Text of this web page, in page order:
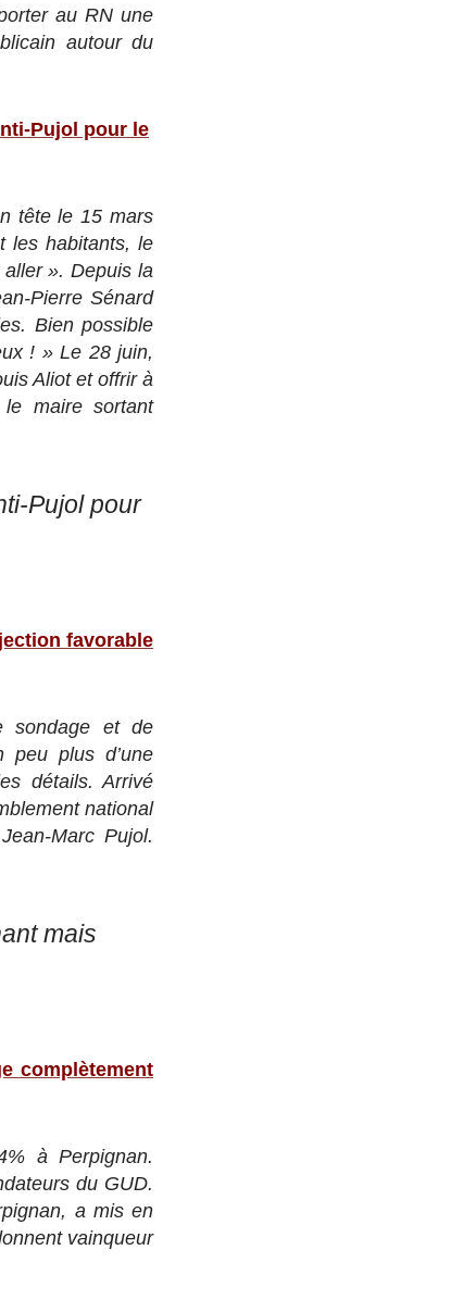
au RN une
autour du
Pujol pour le
tête le 15 mars
les habitants, le
». Depuis la
Pierre Sénard
Bien possible
! » Le 28 juin,
Aliot et offrir à
maire sortant
Pujol pour
favorable
sondage et de
peu plus d’une
détails. Arrivé
national
Marc Pujol.
mais
complètement
à Perpignan.
du GUD.
a mis en
vainqueur